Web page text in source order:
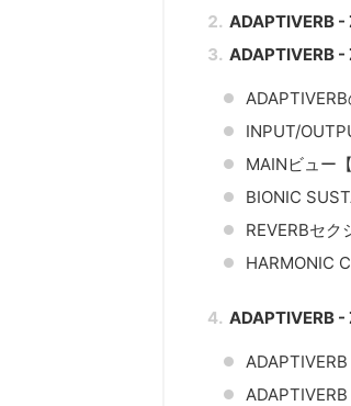
ADAPTIVERB
ADAPTIVERB
INPUT/
MAINビュー
BIONIC
REVERBセク
HARMONIC
ADAPTIVERB